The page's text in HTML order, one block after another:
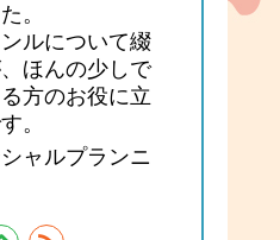
。
ルについて綴
ほんの少しで
方のお役に立
。
ャルプランニ